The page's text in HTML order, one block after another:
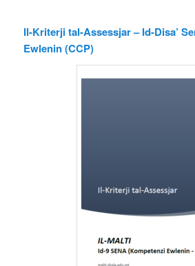
Il-Kriterji tal-Assessjar – Id-Disa’
Ewlenin (CCP)